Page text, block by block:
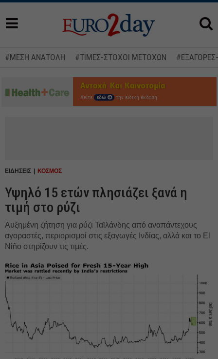
#ΜΕΣΗ ΑΝΑΤΟΛΗ #ΤΙΜΕΣ-ΣΤΟΧΟΙ ΜΕΤΟΧΩΝ
Δείτε εδώ την ειδική έκδοση
ΕΙΔΗΣΕΙΣ ΚΟΣΜΟΣ
Υψηλό 15 ετών πλησιάζει ξανά η
τιμή στο ρύζι
Αυξημένη ζήτηση για ρύζι Ταϊλάνδης από αναπάντεχους
αγοραστές, περιορισμοί στις εξαγωγές Ινδίας, αλλά και το El
Niño στηρίζουν τις τιμές.